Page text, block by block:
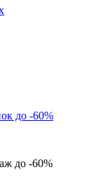
до -60%
до -60%